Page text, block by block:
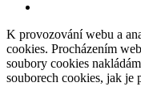
K provozování webu a
cookies. Procházením
soubory cookies
souborech cookies, jak je